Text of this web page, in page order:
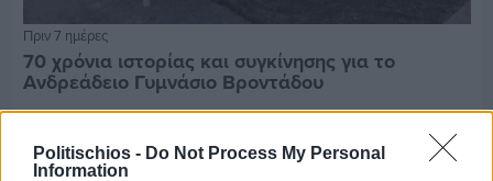
Politischios - Do Not Process My Personal
Information
Πριν 7 ημέρες
70 χρόνια ιστορίας και συγκίνησης για το
Ανδρεάδειο Γυμνάσιο Βροντάδου